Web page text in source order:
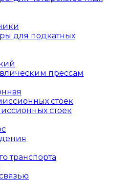
для подкатных
прессам
стоек
стоек
транспорта